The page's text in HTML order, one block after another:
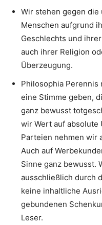
Wir stehen gegen
Menschen aufgrund
Geschlechts und
auch ihrer Religion
Überzeugung.
Philosophia Perennis
eine Stimme geben,
ganz bewusst
wir Wert auf absolute
Parteien nehmen wir
Auch auf
Sinne ganz bewusst.
ausschließlich durch
keine inhaltliche
gebundenen
Leser.